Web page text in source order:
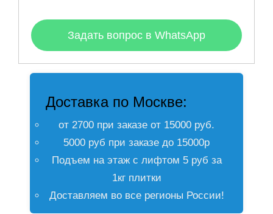
Задать вопрос в WhatsApp
Доставка по Москве:
от 2700 при заказе от 15000 руб.
5000 руб при заказе до 15000р
Подъем на этаж с лифтом 5 руб за
1кг плитки
Доставляем во все регионы России!